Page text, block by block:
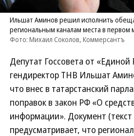
Ильшат Аминов решил исполнить
региональным каналам места в первом
Фото: Михаил Соколов, Коммерсантъ
Депутат Госсовета от «Единой
гендиректор ТНВ Ильшат
что внес в татарстанский
поправок в закон РФ «О
информации». Документ (текст
предусматривает, что